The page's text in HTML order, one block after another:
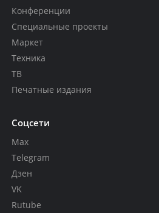
Конференции
Специальные проекты
Маркет
Техника
ТВ
Печатные издания
Соцсети
Max
Telegram
Дзен
VK
Rutube